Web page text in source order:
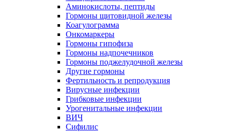
Аминокислоты, пептиды
Гормоны щитовидной железы
Коагулограмма
Онкомаркеры
Гормоны гипофиза
Гормоны надпочечников
Гормоны поджелудочной железы
Другие гормоны
Фертильность и репродукция
Вирусные инфекции
Грибковые инфекции
Урогенитальные инфекции
ВИЧ
Сифилис